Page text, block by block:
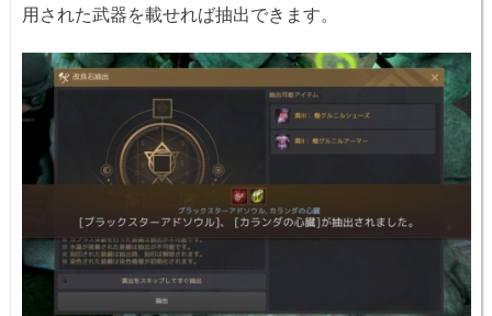
用された武器を載せれば抽出できます。